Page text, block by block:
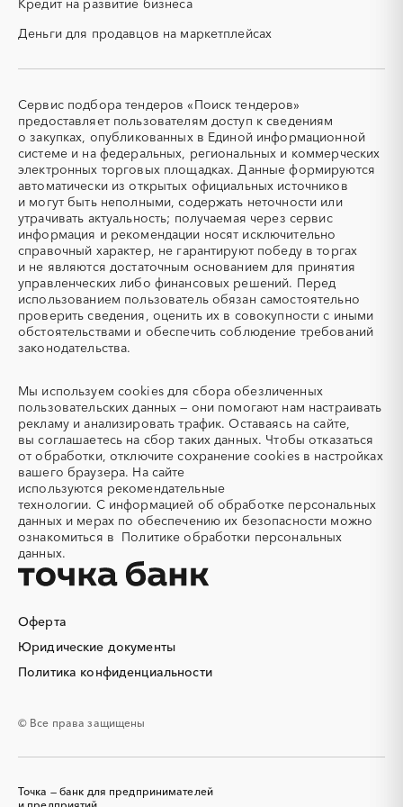
кабельные системы)
ТЭН
(Теплоэлектронагреватель)
УДС (установки
депарафинизации скважин)
УКПГ
ЯТЭК
Аварийные работы
Авиаперевозка
Авиационные работы
Авиационные работы
вертолетами
Автобус
Автовозы
Автогрейдер
Автозапчасти
Автоматизация
Автомобили
Автомобильные весы
Авторский надзор
Автотранспорт
Автоцистерны пожарные
Адсорбенты
Акварель
Аквариумы
Аккумуляторы
Алкогольная продукция
Алмазное бурение
Алмазная резка
Алюминиевые
конструкции
Алюминиевые профили
Алюминий
Аммоний
Ангар
Антенны
Антискалант
Антрацит
Аппараты воздушного
охлаждения
Аренда погрузчика
Аренда спецтехники с
экипажем
Асфальтирование дорог
Аттракционы
Магаданская область
Марий Эл
Московская область
Мурманская область
Ненецкий AО
Нижегородская область
Новгородская область
Новосибирская область
Омская область
Оренбургская область
Орловская область
Пензенская область
Пермский край
Приморский край
Псковская область
Ростовская область
Рязанская область
Самарская область
Санкт-Петербург
Саратовская область
Сахалинская область
Свердловская область
Севастополь
Тамбовская область
Татарстан
Тверская область
Томская область
Тульская область
Тыва
Тюменская область
Удмуртская республика
Ульяновская область
Хабаровский край
Хакасия
Ханты-Мансийский
Автономный округ - Югра
Челябинская область
Чувашская республика
Ярославская область
Кредит на развитие бизнеса
Деньги для продавцов на маркетплейсах
Оферта
Юридические документы
Политика конфиденциальности
© Все права защищены
Сервис подбора тендеров «Поиск тендеров»
предоставляет пользователям доступ к сведениям
о закупках, опубликованных в Единой информационной
системе и на федеральных, региональных и коммерческих
электронных торговых площадках. Данные формируются
автоматически из открытых официальных источников
и могут быть неполными, содержать неточности или
утрачивать актуальность; получаемая через сервис
информация и рекомендации носят исключительно
справочный характер, не гарантируют победу в торгах
и не являются достаточным основанием для принятия
управленческих либо финансовых решений. Перед
использованием пользователь обязан самостоятельно
проверить сведения, оценить их в совокупности с иными
обстоятельствами и обеспечить соблюдение требований
законодательства.
Мы используем cookies для сбора обезличенных
пользовательских данных — они помогают нам настраивать
рекламу и анализировать трафик. Оставаясь на сайте,
вы соглашаетесь на сбор таких данных. Чтобы отказаться
от обработки, отключите сохранение cookies в настройках
вашего браузера. На сайте
используются рекомендательные
технологии. С информацией об обработке персональных
данных и мерах по обеспечению их безопасности можно
ознакомиться в Политике обработки персональных
данных.
Точка — банк для предпринимателей